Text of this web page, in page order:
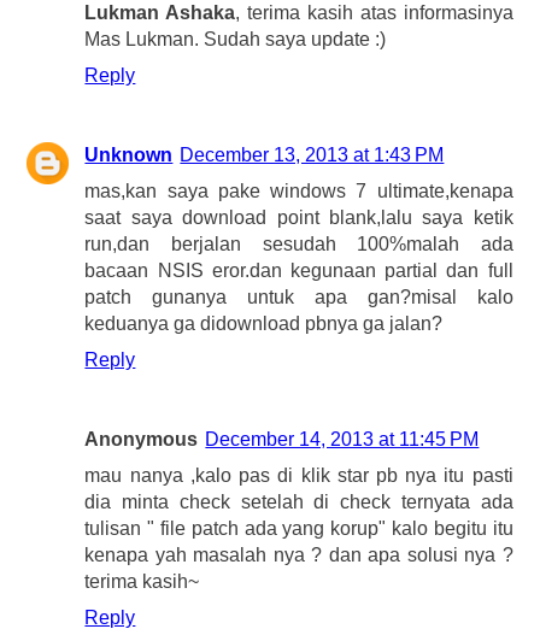
Lukman Ashaka, terima kasih atas informasinya
Mas Lukman. Sudah saya update :)
Reply
Unknown December 13, 2013 at 1:43 PM
mas,kan saya pake windows 7 ultimate,kenapa
saat saya download point blank,lalu saya ketik
run,dan berjalan sesudah 100%malah ada
bacaan NSIS eror.dan kegunaan partial dan full
patch gunanya untuk apa gan?misal kalo
keduanya ga didownload pbnya ga jalan?
Reply
Anonymous December 14, 2013 at 11:45 PM
mau nanya ,kalo pas di klik star pb nya itu pasti
dia minta check setelah di check ternyata ada
tulisan " file patch ada yang korup" kalo begitu itu
kenapa yah masalah nya ? dan apa solusi nya ?
terima kasih~
Reply